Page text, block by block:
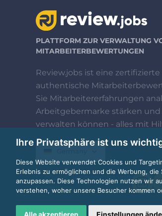
Ihre Privatsphäre ist uns
Diese Website verwendet Cookies und
Erlebnis zu ermöglichen und die Werbung,
anzupassen. Diese Technologien nutzen wir
verstehen, woher unsere Besucher kommen
Alle akzeptieren Einstellungen
PLATTFORM ZUR VERWALTUNG
MITARBEITERBEWERTUNGEN
Review.jobs ist eine
authentische
Sie Mitarbeitererfahrungen
Arbeitgebermarke stärken
verwalten können - alles mit
© 2026 © Review.jobs von
Custplace